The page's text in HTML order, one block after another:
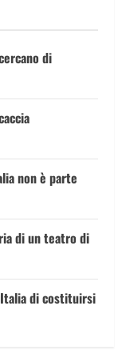
di
non è parte
di un teatro di
di costituirsi